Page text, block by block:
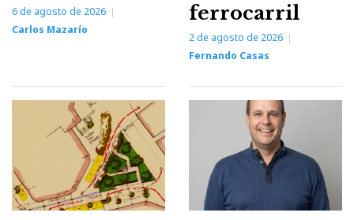
6 de agosto de 2026
Carlos Mazarío
ferrocarril
2 de agosto de 2026
Fernando Casas